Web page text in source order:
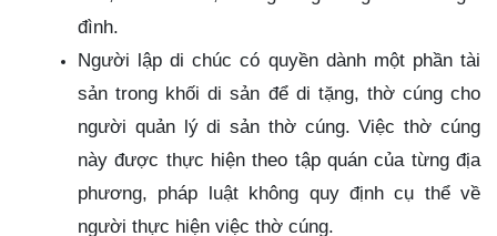
đình.
Người lập di chúc có quyền dành một phần tài
sản trong khối di sản để di tặng, thờ cúng cho
người quản lý di sản thờ cúng. Việc thờ cúng
này được thực hiện theo tập quán của từng địa
phương, pháp luật không quy định cụ thể về
người thực hiện việc thờ cúng.